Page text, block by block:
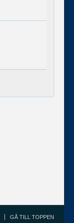
GÅ TILL TOPPEN